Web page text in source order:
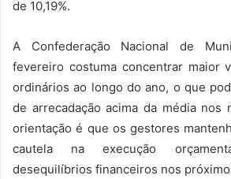
de 10,19%.
A Confederação Nacional de
fevereiro costuma concentrar maior
ordinários ao longo do ano, o que
de arrecadação acima da média nos
orientação é que os gestores
cautela na execução
desequilíbrios financeiros nos